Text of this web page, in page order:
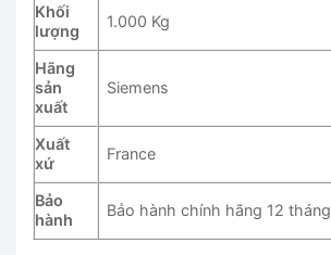
Khối
lượng
1.000 Kg
Hãng
sản
xuất
Siemens
Xuất
xứ
France
Bảo
hành
Bảo hành chính hãng 12 tháng